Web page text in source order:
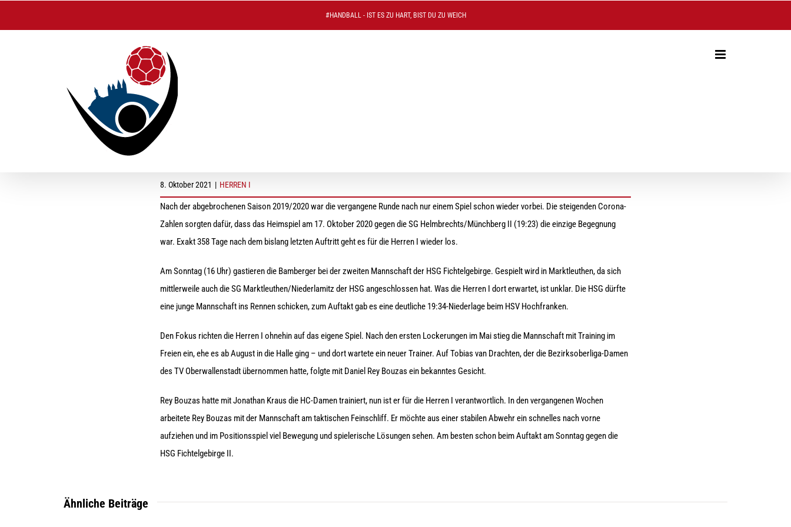
#HANDBALL - IST ES ZU HART, BIST DU ZU WEICH
8. Oktober 2021 | HERREN I
Nach der abgebrochenen Saison 2019/2020 war die vergangene Runde nach nur einem Spiel schon wieder vorbei. Die steigenden Corona-
Zahlen sorgten dafür, dass das Heimspiel am 17. Oktober 2020 gegen die SG Helmbrechts/Münchberg II (19:23) die einzige Begegnung
war. Exakt 358 Tage nach dem bislang letzten Auftritt geht es für die Herren I wieder los.
Am Sonntag (16 Uhr) gastieren die Bamberger bei der zweiten Mannschaft der HSG Fichtelgebirge. Gespielt wird in Marktleuthen, da sich
mittlerweile auch die SG Marktleuthen/Niederlamitz der HSG angeschlossen hat. Was die Herren I dort erwartet, ist unklar. Die HSG dürfte
eine junge Mannschaft ins Rennen schicken, zum Auftakt gab es eine deutliche 19:34-Niederlage beim HSV Hochfranken.
Den Fokus richten die Herren I ohnehin auf das eigene Spiel. Nach den ersten Lockerungen im Mai stieg die Mannschaft mit Training im
Freien ein, ehe es ab August in die Halle ging – und dort wartete ein neuer Trainer. Auf Tobias van Drachten, der die Bezirksoberliga-Damen
des TV Oberwallenstadt übernommen hatte, folgte mit Daniel Rey Bouzas ein bekanntes Gesicht.
Rey Bouzas hatte mit Jonathan Kraus die HC-Damen trainiert, nun ist er für die Herren I verantwortlich. In den vergangenen Wochen
arbeitete Rey Bouzas mit der Mannschaft am taktischen Feinschliff. Er möchte aus einer stabilen Abwehr ein schnelles nach vorne
aufziehen und im Positionsspiel viel Bewegung und spielerische Lösungen sehen. Am besten schon beim Auftakt am Sonntag gegen die
HSG Fichtelgebirge II.
Ähnliche Beiträge